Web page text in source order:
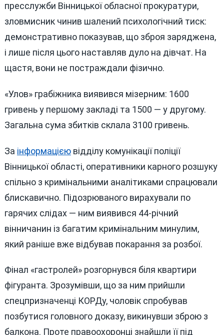
пресслужби Вінницької обласної прокуратури,
зловмисник чинив шалений психологічний тиск:
демонстративно показував, що зброя заряджена,
і лише після цього наставляв дуло на дівчат. На
щастя, вони не постраждали фізично.
«Улов» грабіжника виявився мізерним: 1600
гривень у першому закладі та 1500 — у другому.
Загальна сума збитків склала 3100 гривень.
За інформацієювідділу комунікації поліції
Вінницької області, оперативники карного розшуку
спільно з кримінальними аналітиками спрацювали
блискавично. Підозрюваного вирахували по
гарячих слідах — ним виявився 44-річний
вінничанин із багатим кримінальним минулим,
який раніше вже відбував покарання за розбої.
Фінал «гастролей» розгорнувся біля квартири
фігуранта. Зрозумівши, що за ним прийшли
спецпризначенці КОРДу, чоловік спробував
позбутися головного доказу, викинувши зброю з
балкона. Проте правоохоронці знайшли її під